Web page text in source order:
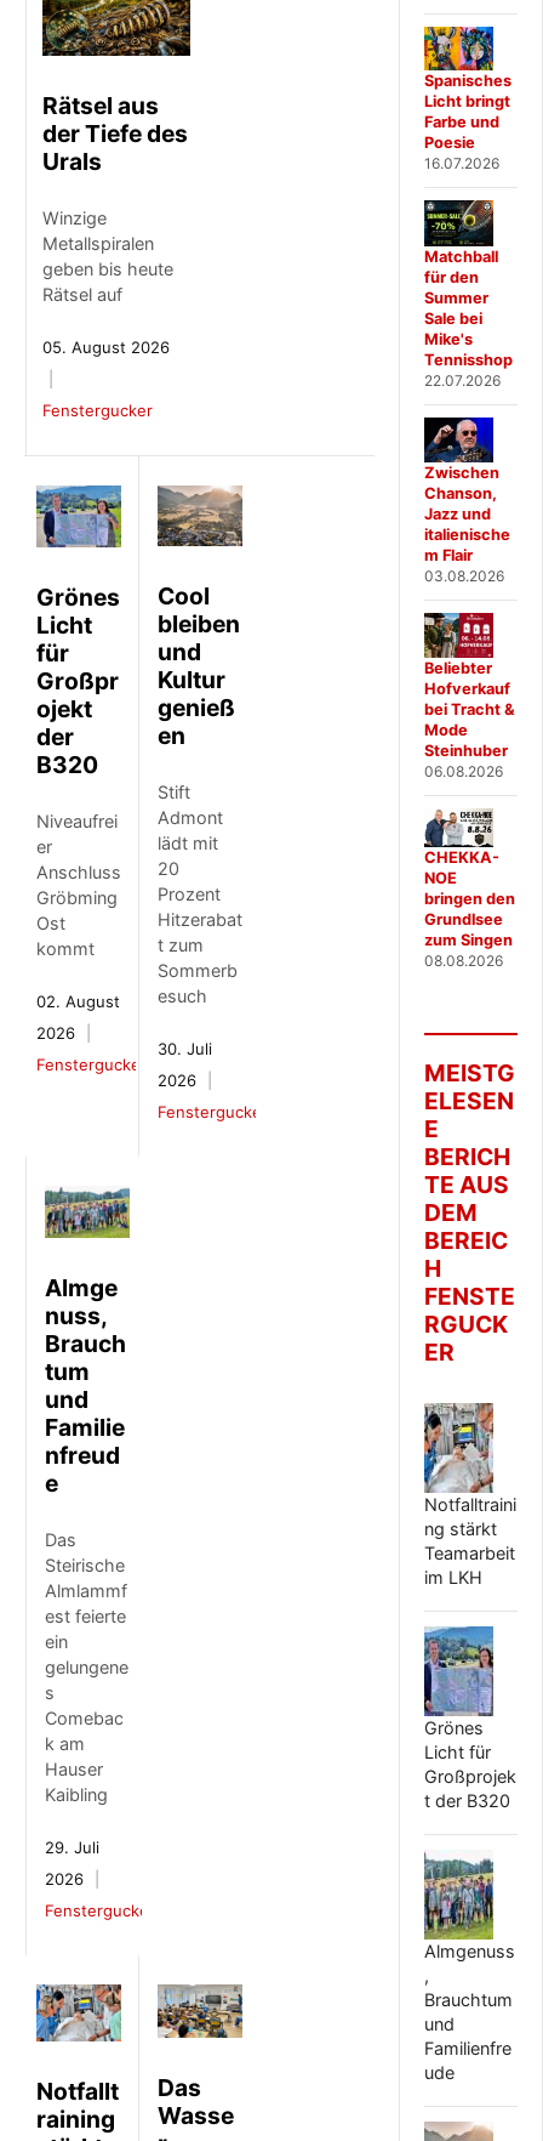
Rätsel aus
der Tiefe des
Urals
Winzige
Metallspiralen
geben bis heute
Rätsel auf
05. August 2026
Fenstergucker
Grönes
Licht
für
Großpr
ojekt
der
B320
Niveaufrei
er
Anschluss
Gröbming
Ost
kommt
02. August
2026
Fenstergucker
Cool
bleiben
und
Kultur
genieß
en
Stift
Admont
lädt mit
20
Prozent
Hitzerabat
t zum
Sommerb
esuch
30. Juli
2026
Fenstergucker
Almge
nuss,
Brauch
tum
und
Familie
nfreud
e
Das
Steirische
Almlammf
est feierte
ein
gelungene
s
Comebac
k am
Hauser
Kaibling
29. Juli
2026
Fenstergucker
Notfallt
raining
Das
Wasse
Spanisches
Licht bringt
Farbe und
Poesie
16.07.2026
Matchball
für den
Summer
Sale bei
Mike's
Tennisshop
22.07.2026
Zwischen
Chanson,
Jazz und
italienische
m Flair
03.08.2026
Beliebter
Hofverkauf
bei Tracht &
Mode
Steinhuber
06.08.2026
CHEKKA-
NOE
bringen den
Grundlsee
zum Singen
08.08.2026
MEISTG
ELESEN
E
BERICH
TE AUS
DEM
BEREIC
H
FENSTE
RGUCK
ER
Notfalltraini
ng stärkt
Teamarbeit
im LKH
Grönes
Licht für
Großprojek
t der B320
Almgenuss
,
Brauchtum
und
Familienfre
ude